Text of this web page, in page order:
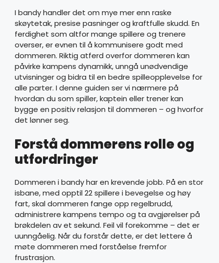
I bandy handler det om mye mer enn raske
skøytetak, presise pasninger og kraftfulle skudd. En
ferdighet som altfor mange spillere og trenere
overser, er evnen til å kommunisere godt med
dommeren. Riktig atferd overfor dommeren kan
påvirke kampens dynamikk, unngå unødvendige
utvisninger og bidra til en bedre spilleopplevelse for
alle parter. I denne guiden ser vi nærmere på
hvordan du som spiller, kaptein eller trener kan
bygge en positiv relasjon til dommeren – og hvorfor
det lønner seg.
Forstå dommerens rolle og
utfordringer
Dommeren i bandy har en krevende jobb. På en stor
isbane, med opptil 22 spillere i bevegelse og høy
fart, skal dommeren fange opp regelbrudd,
administrere kampens tempo og ta avgjørelser på
brøkdelen av et sekund. Feil vil forekomme – det er
uunngåelig. Når du forstår dette, er det lettere å
møte dommeren med forståelse fremfor
frustrasjon.